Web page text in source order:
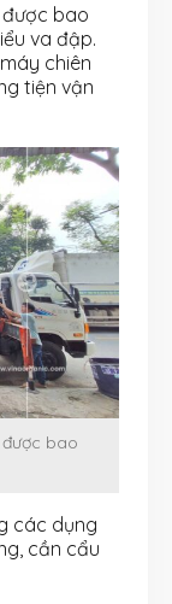
bao
va đập.
chiên
tiện vận
bao
các dụng
cần cẩu